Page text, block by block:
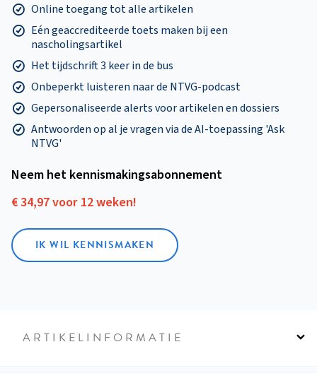
Online toegang tot alle artikelen
Eén geaccrediteerde toets maken bij een
nascholingsartikel
Het tijdschrift 3 keer in de bus
Onbeperkt luisteren naar de NTVG-podcast
Gepersonaliseerde alerts voor artikelen en dossiers
Antwoorden op al je vragen via de AI-toepassing 'Ask
NTVG'
Neem het kennismakings­abonnement
€ 34,97 voor 12 weken!
IK WIL KENNISMAKEN
ARTIKELINFORMATIE